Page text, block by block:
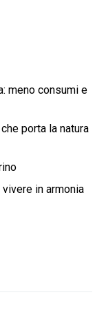
meno consumi e
porta la natura
in armonia